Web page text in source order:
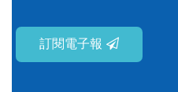
訂閱電子報